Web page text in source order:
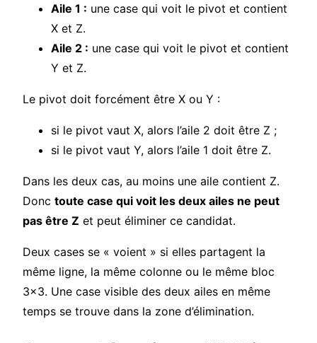
Aile 1 : une case qui voit le pivot et contient
X et Z.
Aile 2 : une case qui voit le pivot et contient
Y et Z.
Le pivot doit forcément être X ou Y :
si le pivot vaut X, alors l’aile 2 doit être Z ;
si le pivot vaut Y, alors l’aile 1 doit être Z.
Dans les deux cas, au moins une aile contient Z.
Donc toute case qui voit les deux ailes ne peut
pas être Z et peut éliminer ce candidat.
Deux cases se « voient » si elles partagent la
même ligne, la même colonne ou le même bloc
3×3. Une case visible des deux ailes en même
temps se trouve dans la zone d’élimination.